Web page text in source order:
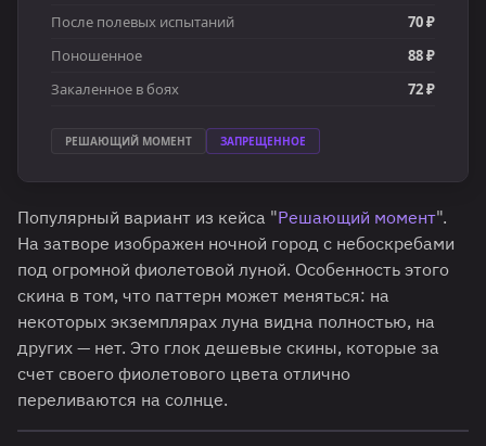
После полевых испытаний
70 ₽
Поношенное
88 ₽
Закаленное в боях
72 ₽
РЕШАЮЩИЙ МОМЕНТ ЗАПРЕЩЕННОЕ
Популярный вариант из кейса "Решающий момент".
На затворе изображен ночной город с небоскребами
под огромной фиолетовой луной. Особенность этого
скина в том, что паттерн может меняться: на
некоторых экземплярах луна видна полностью, на
других — нет. Это глок дешевые скины, которые за
счет своего фиолетового цвета отлично
переливаются на солнце.